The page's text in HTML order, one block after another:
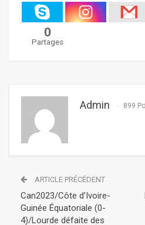
0
Partages
Admin 899
ARTICLE PRÉCÉDENT
Can2023/Côte d’Ivoire-
Guinée Équatoriale (0-
4)/Lourde défaite des